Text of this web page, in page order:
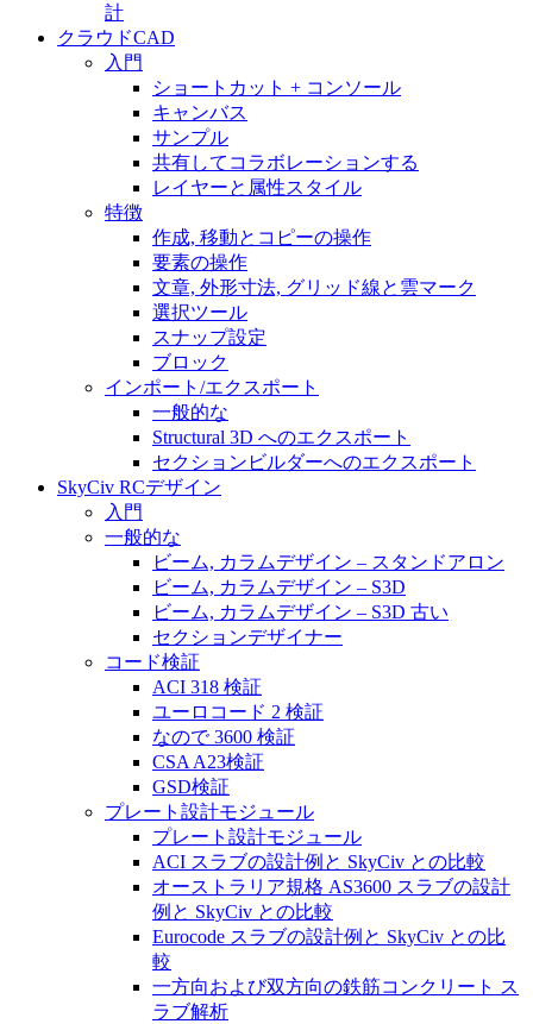
計
クラウドCAD
入門
ショートカット + コンソール
キャンバス
サンプル
共有してコラボレーションする
レイヤーと属性スタイル
特徴
作成, 移動とコピーの操作
要素の操作
文章, 外形寸法, グリッド線と雲マーク
選択ツール
スナップ設定
ブロック
インポート/エクスポート
一般的な
Structural 3D へのエクスポート
セクションビルダーへのエクスポート
SkyCiv RCデザイン
入門
一般的な
ビーム, カラムデザイン – スタンドアロン
ビーム, カラムデザイン – S3D
ビーム, カラムデザイン – S3D 古い
セクションデザイナー
コード検証
ACI 318 検証
ユーロコード 2 検証
なので 3600 検証
CSA A23検証
GSD検証
プレート設計モジュール
プレート設計モジュール
ACI スラブの設計例と SkyCiv との比較
オーストラリア規格 AS3600 スラブの設計
例と SkyCiv との比較
Eurocode スラブの設計例と SkyCiv との比
較
一方向および双方向の鉄筋コンクリート ス
ラブ解析